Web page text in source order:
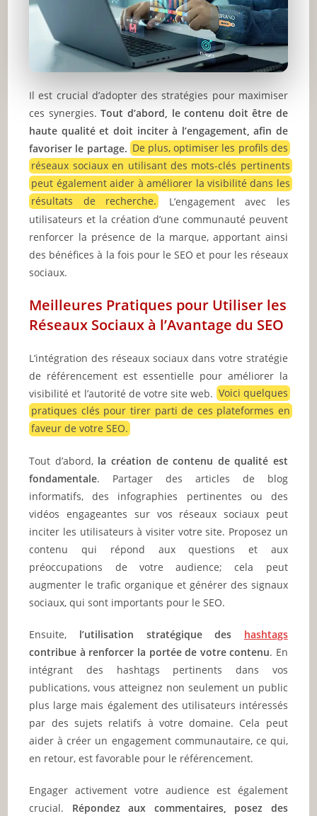
Il est crucial d’adopter des stratégies pour maximiser
ces synergies.Tout d’abord, le contenu doit être de
haute qualité et doit inciter à l’engagement, afin de
favoriser le partage. De plus, optimiser les profils des
réseaux sociaux en utilisant des mots-clés pertinents
peut également aider à améliorer la visibilité dans les
résultats de recherche.
L’engagement avec les
utilisateurs et la création d’une communauté peuvent
renforcer la présence de la marque, apportant ainsi
des bénéfices à la fois pour le SEO et pour les réseaux
sociaux.
Meilleures Pratiques pour Utiliser les
Réseaux Sociaux à l’Avantage du SEO
L’intégration des réseaux sociaux dans votre stratégie
de référencement est essentielle pour améliorer la
visibilité et l’autorité de votre site web. Voici quelques
pratiques clés pour tirer parti de ces plateformes en
faveur de votre SEO.
Tout d’abord,la création de contenu de qualité est
fondamentale. Partager des articles de blog
informatifs, des infographies pertinentes ou des
vidéos engageantes sur vos réseaux sociaux peut
inciter les utilisateurs à visiter votre site. Proposez un
contenu qui répond aux questions et aux
préoccupations de votre audience; cela peut
augmenter le trafic organique et générer des signaux
sociaux, qui sont importants pour le SEO.
Ensuite, l’utilisation stratégique des hashtags
contribue à renforcer la portée de votre contenu. En
intégrant des hashtags pertinents dans vos
publications, vous atteignez non seulement un public
plus large mais également des utilisateurs intéressés
par des sujets relatifs à votre domaine. Cela peut
aider à créer un engagement communautaire, ce qui,
en retour, est favorable pour le référencement.
Engager activement votre audience est également
crucial. Répondez aux commentaires, posez des